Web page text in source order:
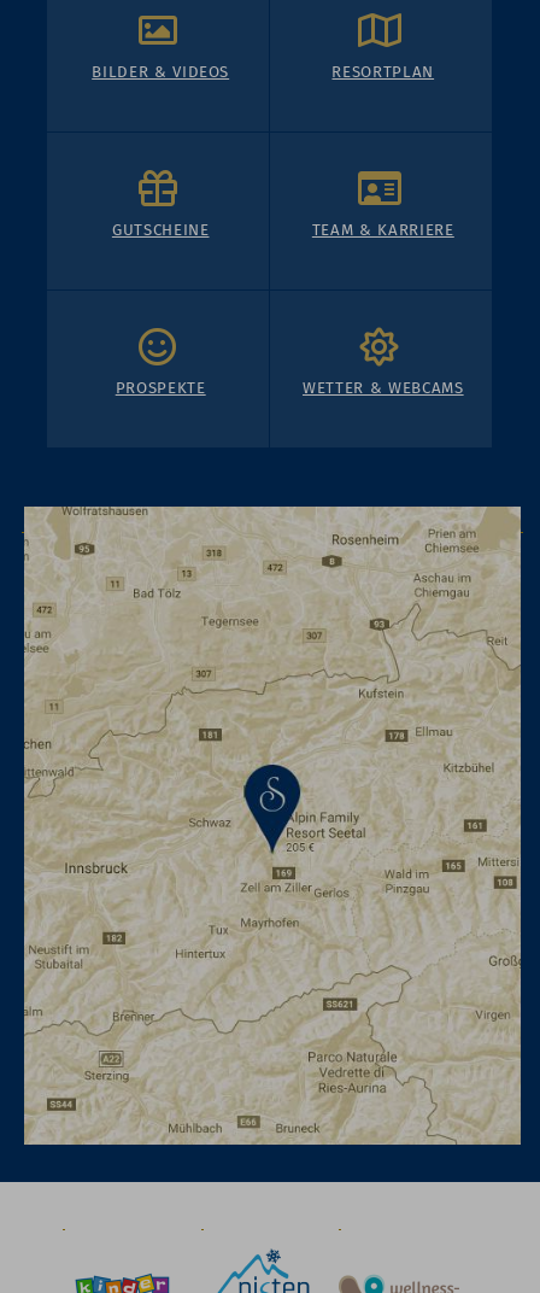
BILDER & VIDEOS RESORTPLAN
GUTSCHEINE TEAM & KARRIERE
PROSPEKTE WETTER & WEBCAMS